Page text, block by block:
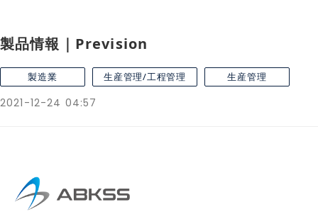
製品情報｜Prevision
製造業 生産管理/工程管理 生産管理
2021-12-24 04:57